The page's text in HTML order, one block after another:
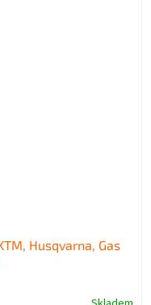
Husqvarna, Gas